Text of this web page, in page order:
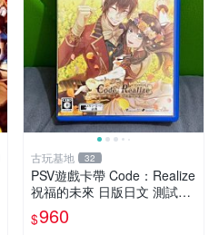
古玩基地 32
PSV遊戲卡帶 Code：Realize
祝福的未來 日版日文 測試正
常適合收藏 成色如圖 過去久
遠使用痕跡 游戲機玩古早遊
$960